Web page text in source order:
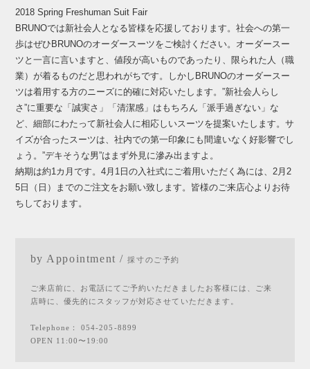
2018 Spring Freshuman Suit Fair
BRUNOでは新社会人となる皆様を応援しております。社会への第一
歩はぜひBRUNOのオーダースーツをご検討ください。オーダースー
ツと一言に言いますと、値段が高いものであったり、限られた人（職
業）が着るものだと思われがちです。しかしBRUNOのオーダースー
ツは着用する方のニーズに的確に対応いたします。”新社会人らし
さ”に重要な「誠実さ」「清潔感」はもちろん「派手過ぎない」な
ど、細部にわたって新社会人に相応しいスーツを提案いたします。サ
イズが合ったスーツは、社内での第一印象にも間違いなく好影響でし
ょう。”デキそうな男”はまず外見に滲み出ますよ。
納期は約1カ月です。4月1日の入社式にご着用いただく為には、2月2
5日（日）までのご注文をお願い致します。皆様のご来店心よりお待
ちしております。
by Appointment /採寸のご予約
ご来店前に、お電話にてご予約いただきましたお客様には、ご来
店時に、優先的にスタッフが対応させていただきます。
Telephone：054-205-8899
OPEN 11:00〜19:00